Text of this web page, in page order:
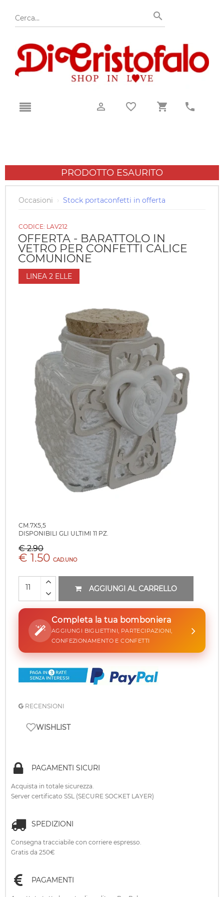
PRODOTTO ESAURITO
Occasioni › Stock portaconfetti in offerta
CODICE: LAV212
OFFERTA - BARATTOLO IN
VETRO PER CONFETTI CALICE
COMUNIONE
LINEA 2 ELLE
CM.7X5,5
DISPONIBILI GLI ULTIMI 11 PZ.
€ 2.90
€ 1.50 CAD.UNO
AGGIUNGI AL CARRELLO
Completa la tua bomboniera
AGGIUNGI BIGLIETTINI, PARTECIPAZIONI,
CONFEZIONAMENTO E CONFETTI
RECENSIONI
WISHLIST
PAGAMENTI SICURI
Acquista in totale sicurezza.
Server certificato SSL (SECURE SOCKET LAYER)
SPEDIZIONI
Consegna tracciabile con corriere espresso.
Gratis da 250€
PAGAMENTI